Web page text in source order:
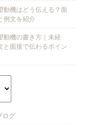
動機はどう伝える？面
例文を紹介
動機の書き方｜未経
と面接で伝わるポイン
ログ